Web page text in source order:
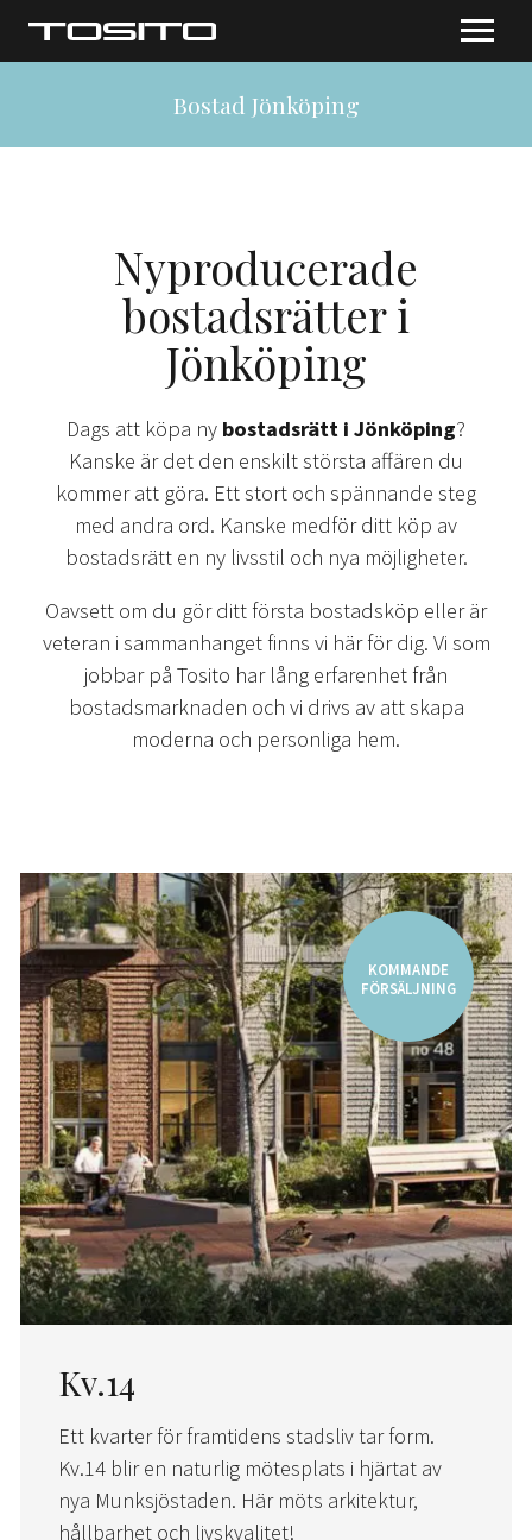
Bostad Jönköping
Nyproducerade
bostadsrätter i
Jönköping
Dags att köpa ny bostadsrätt i Jönköping?
Kanske är det den enskilt största affären du
kommer att göra. Ett stort och spännande steg
med andra ord. Kanske medför ditt köp av
bostadsrätt en ny livsstil och nya möjligheter.
Oavsett om du gör ditt första bostadsköp eller är
veteran i sammanhanget finns vi här för dig. Vi som
jobbar på Tosito har lång erfarenhet från
bostadsmarknaden och vi drivs av att skapa
moderna och personliga hem.
KOMMANDE
FÖRSÄLJNING
Kv.14
Ett kvarter för framtidens stadsliv tar form.
Kv.14 blir en naturlig mötesplats i hjärtat av
nya Munksjöstaden. Här möts arkitektur,
hållbarhet och livskvalitet!